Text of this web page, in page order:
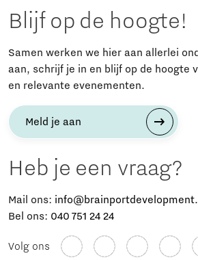
Blijf op de hoogte!
Samen werken we hier aan allerlei
aan, schrijf je in en blijf op de hoogte
en relevante evenementen.
Meld je aan
Heb je een vraag?
Mail ons:
Bel ons: 040 751 24 24
Volg ons